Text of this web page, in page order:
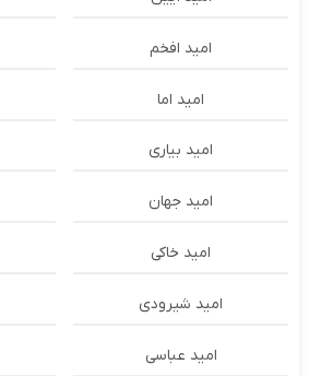
امید افخم
امید اما
امید بیاری
امید جهان
امید خاکی
امید شیرودی
امید عباسی